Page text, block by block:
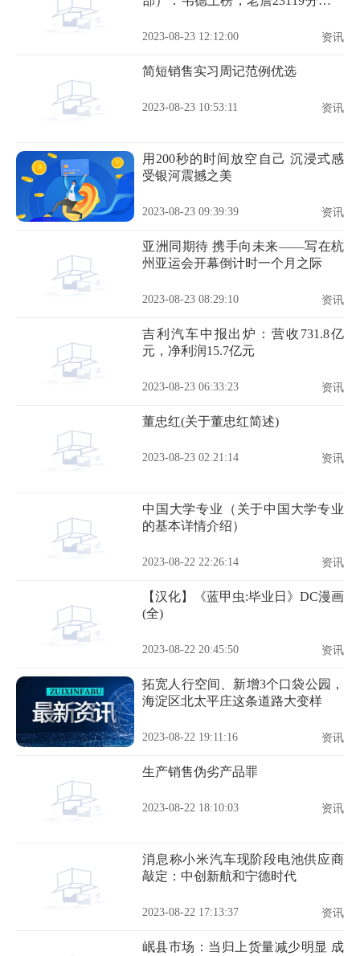
2023-08-23 12:12:00 资讯
简短销售实习周记范例优选
2023-08-23 10:53:11 资讯
用200秒的时间放空自己 沉浸式感
受银河震撼之美
2023-08-23 09:39:39 资讯
亚洲同期待 携手向未来——写在杭
州亚运会开幕倒计时一个月之际
2023-08-23 08:29:10 资讯
吉利汽车中报出炉：营收731.8亿
元，净利润15.7亿元
2023-08-23 06:33:23 资讯
董忠红(关于董忠红简述)
2023-08-23 02:21:14 资讯
中国大学专业（关于中国大学专业
的基本详情介绍）
2023-08-22 22:26:14 资讯
【汉化】《蓝甲虫:毕业日》DC漫画
(全)
2023-08-22 20:45:50 资讯
拓宽人行空间、新增3个口袋公园，
海淀区北太平庄这条道路大变样
2023-08-22 19:11:16 资讯
生产销售伪劣产品罪
2023-08-22 18:10:03 资讯
消息称小米汽车现阶段电池供应商
敲定：中创新航和宁德时代
2023-08-22 17:13:37 资讯
岷县市场：当归上货量减少明显 成